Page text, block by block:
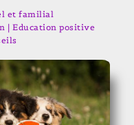
et familial
| Education positive